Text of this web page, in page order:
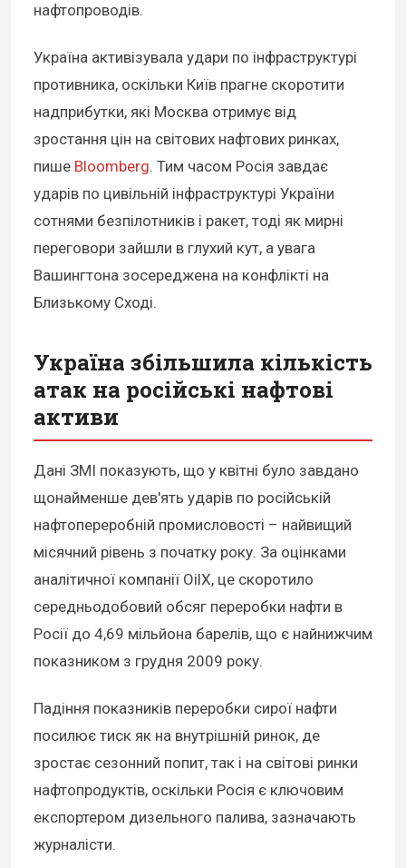
нафтопроводів.
Україна активізувала удари по інфраструктурі
противника, оскільки Київ прагне скоротити
надприбутки, які Москва отримує від
зростання цін на світових нафтових ринках,
пише Bloomberg. Тим часом Росія завдає
ударів по цивільній інфраструктурі України
сотнями безпілотників і ракет, тоді як мирні
переговори зайшли в глухий кут, а увага
Вашингтона зосереджена на конфлікті на
Близькому Сході.
Україна збільшила кількість
атак на російські нафтові
активи
Дані ЗМІ показують, що у квітні було завдано
щонайменше дев'ять ударів по російській
нафтопереробній промисловості – найвищий
місячний рівень з початку року. За оцінками
аналітичної компанії OilX, це скоротило
середньодобовий обсяг переробки нафти в
Росії до 4,69 мільйона барелів, що є найнижчим
показником з грудня 2009 року.
Падіння показників переробки сирої нафти
посилює тиск як на внутрішній ринок, де
зростає сезонний попит, так і на світові ринки
нафтопродуктів, оскільки Росія є ключовим
експортером дизельного палива, зазначають
журналісти.